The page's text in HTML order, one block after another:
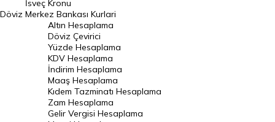
Norveç Kronu Kuru
İsveç Kronu Kuru
Japon Yeni Kuru
Serbest Piyasa Döviz Kurları
Merkez Bankası Döviz Kurları
Döviz
İsveç Kronu
Merkez Bankası Kurlari
Altın Hesaplama
Döviz Çevirici
Yüzde Hesaplama
KDV Hesaplama
İndirim Hesaplama
Maaş Hesaplama
Kıdem Tazminatı Hesaplama
Zam Hesaplama
Gelir Vergisi Hesaplama